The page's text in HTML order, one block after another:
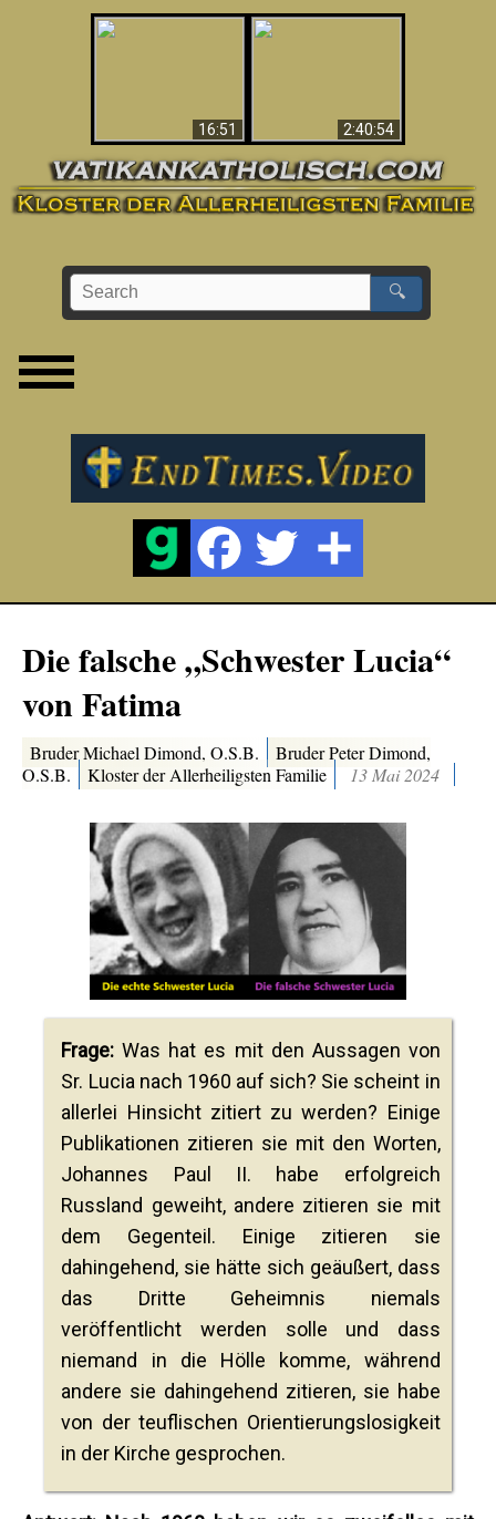
16:51
2:40:54
🔍
Die falsche „Schwester Lucia“
von Fatima
Bruder Michael Dimond, O.S.B.
Bruder Peter Dimond,
O.S.B.
Kloster der Allerheiligsten Familie 13 Mai 2024
Frage: Was hat es mit den Aussagen von
Sr. Lucia nach 1960 auf sich? Sie scheint in
allerlei Hinsicht zitiert zu werden? Einige
Publikationen zitieren sie mit den Worten,
Johannes Paul II. habe erfolgreich
Russland geweiht, andere zitieren sie mit
dem Gegenteil. Einige zitieren sie
dahingehend, sie hätte sich geäußert, dass
das Dritte Geheimnis niemals
veröffentlicht werden solle und dass
niemand in die Hölle komme, während
andere sie dahingehend zitieren, sie habe
von der teuflischen Orientierungslosigkeit
in der Kirche gesprochen.